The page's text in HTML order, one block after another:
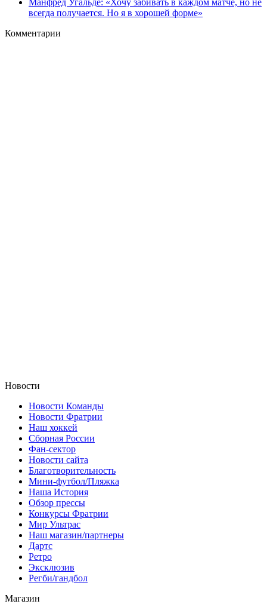
всегда получается. Но я в хорошей форме»
Комментарии
Новости
Новости Команды
Новости Фратрии
Наш хоккей
Сборная России
Фан-cектор
Новости сайта
Благотворительность
Мини-футбол/Пляжка
Наша История
Обзор прессы
Конкурсы Фратрии
Мир Ультрас
Наш магазин/партнеры
Дартс
Ретро
Эксклюзив
Регби/гандбол
Магазин